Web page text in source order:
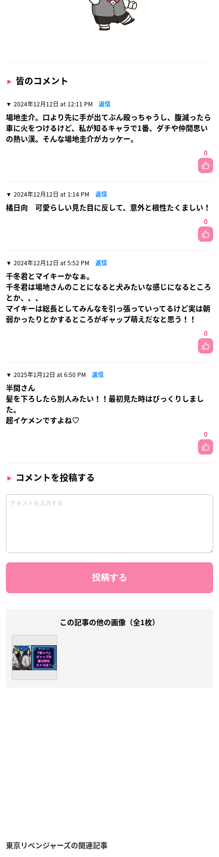
皆のコメント
2024年12月12日 at 12:11 PM 返信
場地圭介。口より先に手が出てぶん殴っちゃうし、腹減ったら
車に火をつけるけど、私が知るキャラで1番、ダチや仲間思い
の熱い漢。そんな場地圭介がカッケー。
0
2024年12月12日 at 1:14 PM 返信
橘日向 可愛らしい見た目に反して、意外と根性たくましい！
0
2024年12月12日 at 5:52 PM 返信
千冬君とマイキーかなぁ。
千冬君は場地さんのことになると犬みたいな感じになるところ
とか、、、
マイキーは総長としてみんなを引っ張っていってるけど実は朝
弱かったりとかするところがギャップ萌えだなと思う！！
0
2025年1月12日 at 6:50 PM 返信
半間さん
髪を下ろしたら別人みたい！！最初見た時はびっくりしまし
た。
超イケメンですよね‪♡‪
0
コメントを投稿する
この記事の他の画像（全1枚）
東京リベンジャーズの関連記事